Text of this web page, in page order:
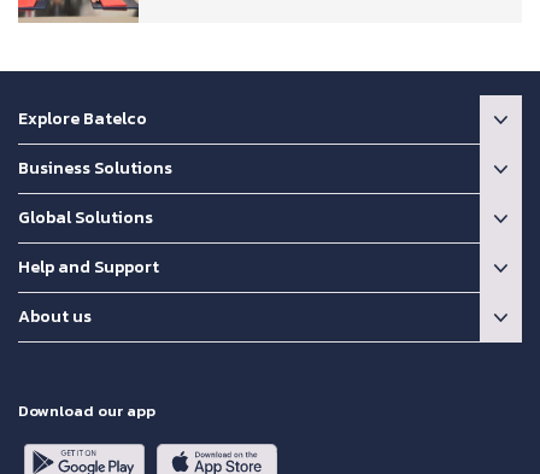
Explore Batelco
Business Solutions
Global Solutions
Help and Support
About us
Download our app